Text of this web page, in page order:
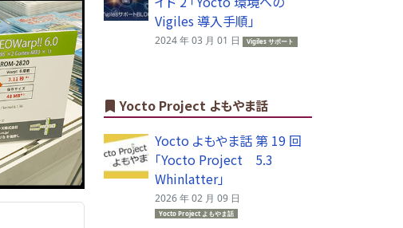
Vigiles 導入手順」
2024 年 03 月 01 日 Vigiles サポート
Yocto Project よもやま話
Yocto よもやま話 第 19 回
「Yocto Project 5.3
Whinlatter」
2026 年 02 月 09 日
Yocto Project よもやま話